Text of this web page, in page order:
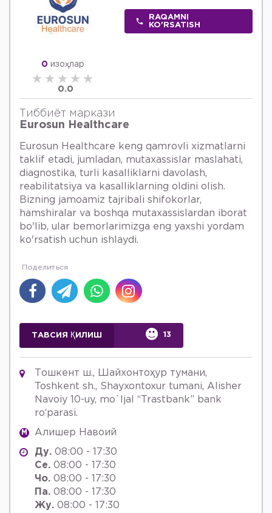
0 изоҳлар
0.0
RAQAMNI
KO'RSATISH
Тиббиёт маркази
Eurosun Healthcare
Eurosun Healthcare keng qamrovli xizmatlarni
taklif etadi, jumladan, mutaxassislar maslahati,
diagnostika, turli kasalliklarni davolash,
reabilitatsiya va kasalliklarning oldini olish.
Bizning jamoamiz tajribali shifokorlar,
hamshiralar va boshqa mutaxassislardan iborat
bo'lib, ular bemorlarimizga eng yaxshi yordam
ko'rsatish uchun ishlaydi.
ТАВСИЯ ҚИЛИШ 13
Тошкент ш., Шайхонтоҳур тумани,
Toshkent sh., Shayxontoxur tumani, Alisher
Navoiy 10-uy, mo`ljal “Trastbank” bank
ro‘parasi.
M Алишер Навоий
Ду. 08:00 - 17:30
Се. 08:00 - 17:30
Чо. 08:00 - 17:30
Па. 08:00 - 17:30
Жу. 08:00 - 17:30